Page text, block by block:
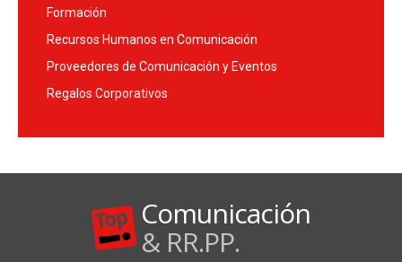
Formación
Recursos Humanos en Comunicación
Proveedores de Comunicación y Eventos
Regalos Corporativos
Comunicación
& RR.PP.